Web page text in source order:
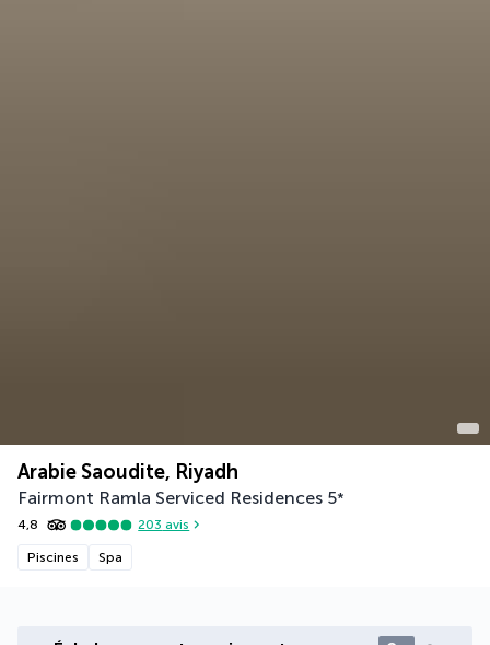
Arabie Saoudite, Riyadh
Fairmont Ramla Serviced Residences 5*
4,8 203 avis
Piscines Spa